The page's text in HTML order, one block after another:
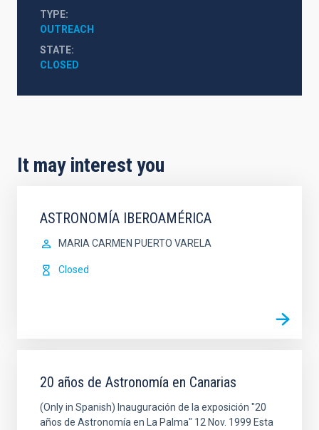
TYPE
OUTREACH
STATE
CLOSED
It may interest you
ASTRONOMÍA IBEROAMÉRICA
MARIA CARMEN PUERTO VARELA
Closed
20 años de Astronomía en Canarias
(Only in Spanish) Inauguración de la exposición "20
años de Astronomía en La Palma" 12 Nov. 1999 Esta